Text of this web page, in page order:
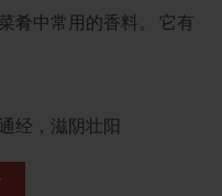
肴中常用的香料。 它有
经，滋阴壮阳